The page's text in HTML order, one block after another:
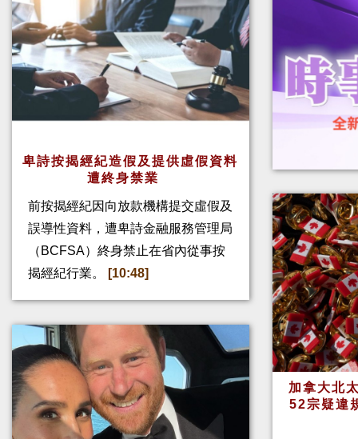
卑詩按揭經紀造假及提供虛假資料
遭終身禁業
前按揭經紀因向放款機構提交虛假及
誤導性資料，遭卑詩金融服務管理局
（BCFSA）終身禁止在省內從事按
揭經紀行業。
[10:48]
加拿大北
52宗疑違